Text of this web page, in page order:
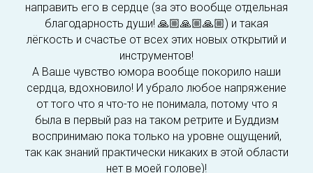
направить его в сердце (за это вообще отдельная
благодарность души! 🙏🏼🙏🏼🙏🏼) и такая
лёгкость и счастье от всех этих новых открытий и
инструментов!
А Ваше чувство юмора вообще покорило наши
сердца, вдохновило! И убрало любое напряжение
от того что я что-то не понимала, потому что я
была в первый раз на таком ретрите и Буддизм
воспринимаю пока только на уровне ощущений,
так как знаний практически никаких в этой области
нет в моей голове)!